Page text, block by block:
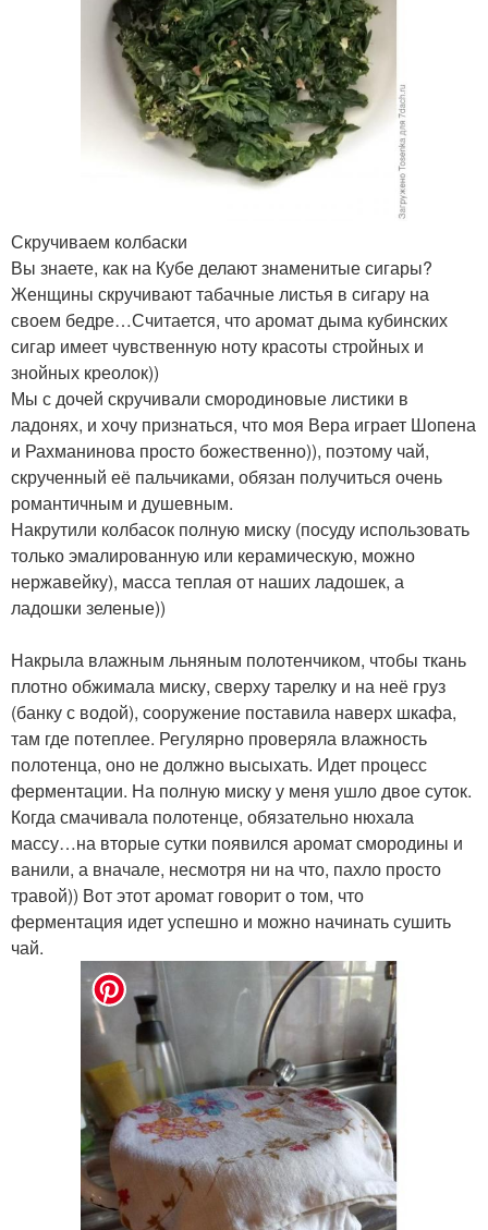
Скручиваем колбаски
Вы знаете, как на Кубе делают знаменитые сигары?
Женщины скручивают табачные листья в сигару на
своем бедре…Считается, что аромат дыма кубинских
сигар имеет чувственную ноту красоты стройных и
знойных креолок))
Мы с дочей скручивали смородиновые листики в
ладонях, и хочу признаться, что моя Вера играет Шопена
и Рахманинова просто божественно)), поэтому чай,
скрученный её пальчиками, обязан получиться очень
романтичным и душевным.
Накрутили колбасок полную миску (посуду использовать
только эмалированную или керамическую, можно
нержавейку), масса теплая от наших ладошек, а
ладошки зеленые))
Накрыла влажным льняным полотенчиком, чтобы ткань
плотно обжимала миску, сверху тарелку и на неё груз
(банку с водой), сооружение поставила наверх шкафа,
там где потеплее. Регулярно проверяла влажность
полотенца, оно не должно высыхать. Идет процесс
ферментации. На полную миску у меня ушло двое суток.
Когда смачивала полотенце, обязательно нюхала
массу…на вторые сутки появился аромат смородины и
ванили, а вначале, несмотря ни на что, пахло просто
травой)) Вот этот аромат говорит о том, что
ферментация идет успешно и можно начинать сушить
чай.